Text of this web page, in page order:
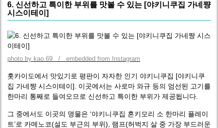
6. 신선하고 특이한 부위를 맛볼 수 있는 [야키니쿠집 가네쨩
시스이테이]
photo by kao.69 / embedded from Instagram
홋카이도에서 맛있기로 평판이 자자한 인기 야키니쿠집 [야키니쿠
집 가네쨩 시스이테이]. 이곳에서는 사로마 와규 등의 엄선된 고기를
한마리 통째로 들여오므로 신선하고 특이한 부위가 제공됩니다.
그 중에서도 이곳의 명물은 ‘야키니쿠집 혼키모리 소 한마리 플레이
트’로 카메노코(설도 부근의 부위), 램프(허벅지 살 중 가장 부드러운